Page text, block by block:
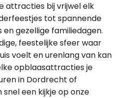
attracties bij vrijwel elk
tot spannende
gezellige familiedagen.
feestelijke sfeer waar
voelt en urenlang van kan
opblaasattracties je
in Dordrecht of
een kijkje op onze